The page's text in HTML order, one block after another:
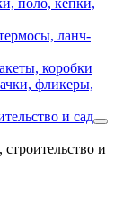
поло, кепки,
ланч-
коробки
фликеры,
и сад
и